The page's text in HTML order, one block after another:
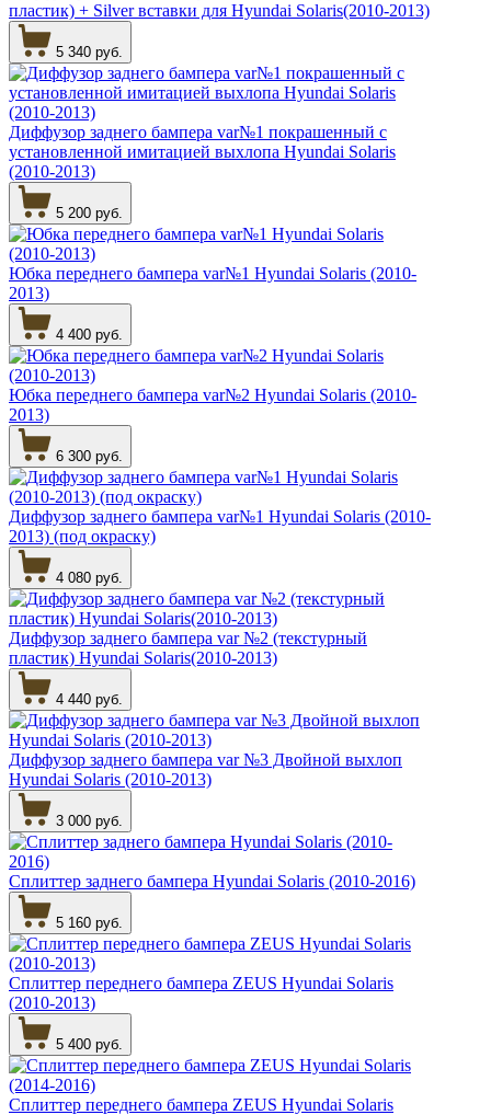
пластик) + Silver вставки для Hyundai Solaris(2010-2013)
5 340 руб.
Диффузор заднего бампера var№1 покрашенный с
установленной имитацией выхлопа Hyundai Solaris
(2010-2013)
5 200 руб.
Юбка переднего бампера var№1 Hyundai Solaris (2010-
2013)
4 400 руб.
Юбка переднего бампера var№2 Hyundai Solaris (2010-
2013)
6 300 руб.
Диффузор заднего бампера var№1 Hyundai Solaris (2010-
2013) (под окраску)
4 080 руб.
Диффузор заднего бампера var №2 (текстурный
пластик) Hyundai Solaris(2010-2013)
4 440 руб.
Диффузор заднего бампера var №3 Двойной выхлоп
Hyundai Solaris (2010-2013)
3 000 руб.
Сплиттер заднего бампера Hyundai Solaris (2010-2016)
5 160 руб.
Сплиттер переднего бампера ZEUS Hyundai Solaris
(2010-2013)
5 400 руб.
Сплиттер переднего бампера ZEUS Hyundai Solaris